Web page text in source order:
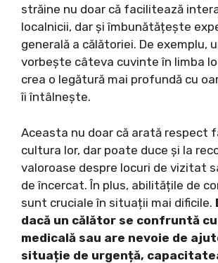
străine nu doar că facilitează
localnicii, dar și îmbunătățește
generală a călătoriei. De exemplu,
vorbește câteva cuvinte în limba
crea o legătură mai profundă cu
îi întâlnește.
Aceasta nu doar că arată respect
cultura lor, dar poate duce și la
valoroase despre locuri de vizitat
de încercat. În plus, abilitățile de
sunt cruciale în situații mai dificile.
dacă un călător se confruntă
medicală sau are nevoie de
situație de urgență,